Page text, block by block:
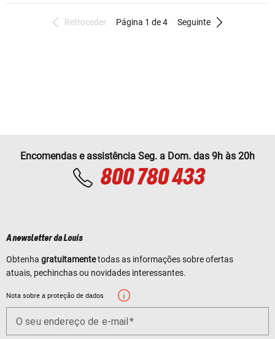
Retroceder Página 1 de 4 Seguinte
Encomendas e assistência Seg. a Dom. das 9h às 20h
800 780 433
A newsletter da Louis
Obtenha gratuitamentetodas as informações sobre ofertas
atuais, pechinchas ou novidades interessantes.
Nota sobre a proteção de dados
O seu endereço de e-mail